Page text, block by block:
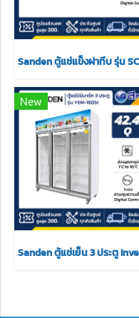
New